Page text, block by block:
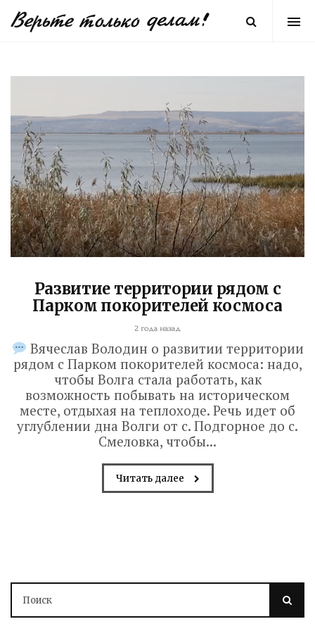
Развитие территории рядом с
Парком покорителей космоса
2 года назад
Вячеслав Володин о развитии территории
рядом с Парком покорителей космоса: надо,
чтобы Волга стала работать, как
возможность побывать на историческом
месте, отдыхая на теплоходе. Речь идет об
углублении дна Волги от с. Подгорное до с.
Смеловка, чтобы...
Читать далее
Володин о СПАСЕНИИ